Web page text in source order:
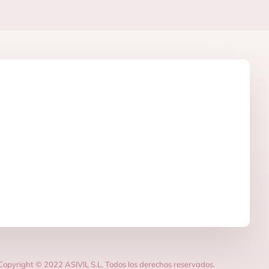
© 2022 ASIVIL S.L, Todos los derechos reservados.